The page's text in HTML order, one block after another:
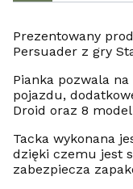
Prezentowany
Persuader z gry
Pianka pozwala
pojazdu,
Droid oraz 8
Tacka wykonana
dzięki czemu jest
zabezpiecza